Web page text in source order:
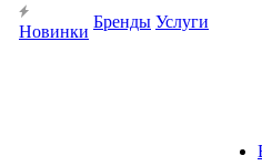
Новинки
Бренды Услуги